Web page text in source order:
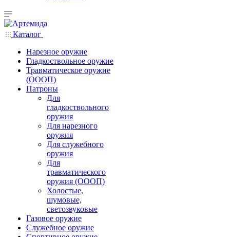
Каталог
Нарезное оружие
Гладкоствольное оружие
Травматическое оружие
(ОООП)
Патроны
Для
гладкоствольного
оружия
Для нарезного
оружия
Для служебного
оружия
Для
травматического
оружия (ОООП)
Холостые,
шумовые,
светозвуковые
Газовое оружие
Служебное оружие